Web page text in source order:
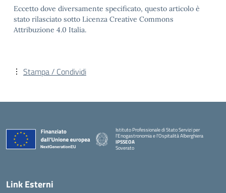
Eccetto dove diversamente specificato, questo articolo è
stato rilasciato sotto Licenza Creative Commons
Attribuzione 4.0 Italia.
Stampa / Condividi
Istituto Professionale di Stato Servizi per
l'Enogastronomia e l'Ospitalità Alberghiera
IPSSEOA
Soverato
Link Esterni